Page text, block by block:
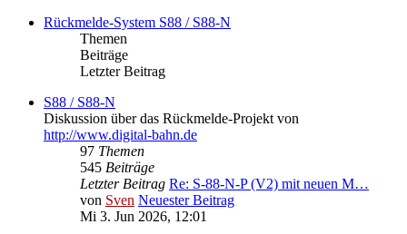
Rückmelde-System S88 / S88-N
Themen
Beiträge
Letzter Beitrag
S88 / S88-N
Diskussion über das Rückmelde-Projekt von
http://www.digital-bahn.de
97 Themen
545 Beiträge
Letzter Beitrag Re: S-88-N-P (V2) mit neuen M…
von Sven Neuester Beitrag
Mi 3. Jun 2026, 12:01